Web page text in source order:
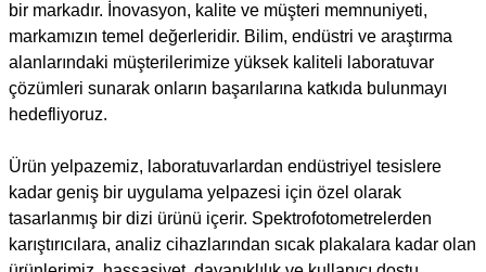
bir markadır. İnovasyon, kalite ve müşteri memnuniyeti,
markamızın temel değerleridir. Bilim, endüstri ve araştırma
alanlarındaki müşterilerimize yüksek kaliteli laboratuvar
çözümleri sunarak onların başarılarına katkıda bulunmayı
hedefliyoruz.
Ürün yelpazemiz, laboratuvarlardan endüstriyel tesislere
kadar geniş bir uygulama yelpazesi için özel olarak
tasarlanmış bir dizi ürünü içerir. Spektrofotometrelerden
karıştırıcılara, analiz cihazlarından sıcak plakalara kadar olan